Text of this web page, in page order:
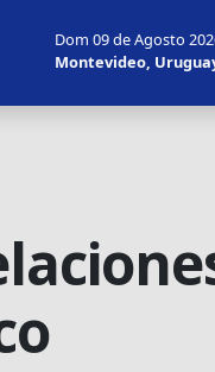
Dom 09 de Agosto
Montevideo,